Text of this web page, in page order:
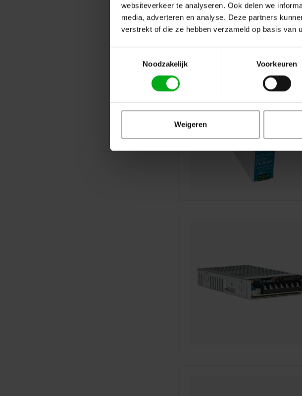
websiteverkeer te analyseren. Ook delen we
media, adverteren en analyse. Deze partners
verstrekt of die ze hebben verzameld op basis van
Noodzakelijk
Voorkeuren
Weigeren